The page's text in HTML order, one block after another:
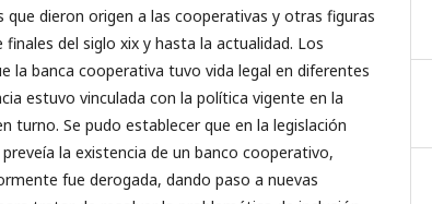
dieron origen a las cooperativas y otras figuras
finales del siglo xix y hasta la actualidad. Los
la banca cooperativa tuvo vida legal en diferentes
estuvo vinculada con la política vigente en la
turno. Se pudo establecer que en la legislación
la existencia de un banco cooperativo,
fue derogada, dando paso a nuevas